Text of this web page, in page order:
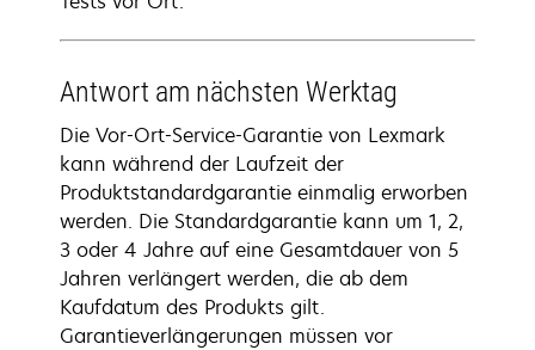
Antwort am nächsten Werktag
Die Vor-Ort-Service-Garantie von Lexmark
kann während der Laufzeit der
Produktstandardgarantie einmalig erworben
werden. Die Standardgarantie kann um 1, 2,
3 oder 4 Jahre auf eine Gesamtdauer von 5
Jahren verlängert werden, die ab dem
Kaufdatum des Produkts gilt.
Garantieverlängerungen müssen vor